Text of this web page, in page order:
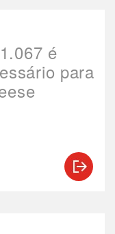
é
para